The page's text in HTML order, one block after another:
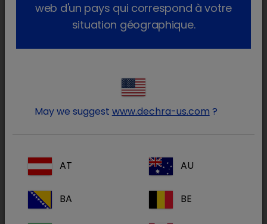
propose une gamme compacte
En plus d’offrir des produits et des services de
importante à la durabilité dans sa politique
en ce sens.
web d'un pays qui correspond à votre
situation géographique.
May we suggest www.dechra-us.com ?
AT AU
BA BE